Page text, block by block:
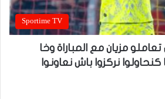
Sportime TV
تعاملو مزيان مع المباراة وخا
نركزوا باش نعاونوا